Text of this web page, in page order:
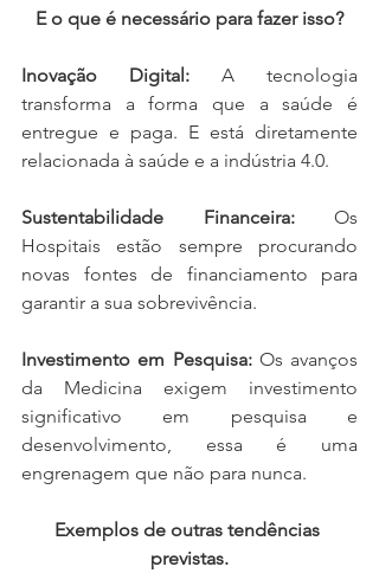
E o que é necessário para fazer isso?
Inovação Digital: A tecnologia
transforma a forma que a saúde é
entregue e paga. E está diretamente
relacionada à saúde e a indústria 4.0.
Sustentabilidade Financeira: Os
Hospitais estão sempre procurando
novas fontes de financiamento para
garantir a sua sobrevivência.
Investimento em Pesquisa: Os avanços
da Medicina exigem investimento
significativo em pesquisa e
desenvolvimento, essa é uma
engrenagem que não para nunca.
Exemplos de outras tendências
previstas.